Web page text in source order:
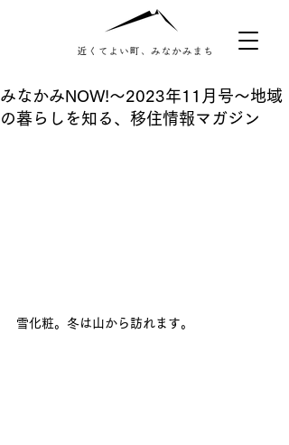
みなかみNOW!〜2023年11月号〜地域
の暮らしを知る、移住情報マガジン
雪化粧。冬は山から訪れます。